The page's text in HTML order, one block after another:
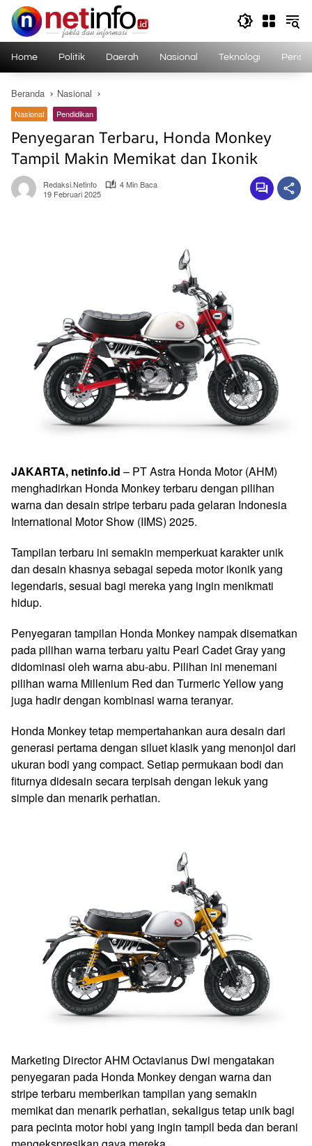
Langsung
konten
Home Politik Daerah Nasional Teknologi
Beranda Nasional
Nasional Pendidikan
Penyegaran Terbaru, Honda Monkey
Tampil Makin Memikat dan Ikonik
Redaksi.netinfo
4 Min Baca
19 Februari 2025
JAKARTA, netinfo.id – PT Astra Honda Motor (AHM)
menghadirkan Honda Monkey terbaru dengan pilihan
warna dan desain stripe terbaru pada gelaran Indonesia
International Motor Show (IIMS) 2025.
Tampilan terbaru ini semakin memperkuat karakter unik
dan desain khasnya sebagai sepeda motor ikonik yang
legendaris, sesuai bagi mereka yang ingin menikmati
hidup.
Penyegaran tampilan Honda Monkey nampak disematkan
pada pilihan warna terbaru yaitu Pearl Cadet Gray yang
didominasi oleh warna abu-abu. Pilihan ini menemani
pilihan warna Millenium Red dan Turmeric Yellow yang
juga hadir dengan kombinasi warna teranyar.
Honda Monkey tetap mempertahankan aura desain dari
generasi pertama dengan siluet klasik yang menonjol dari
ukuran bodi yang compact. Setiap permukaan bodi dan
fiturnya didesain secara terpisah dengan lekuk yang
simple dan menarik perhatian.
Marketing Director AHM Octavianus Dwi mengatakan
penyegaran pada Honda Monkey dengan warna dan
stripe terbaru memberikan tampilan yang semakin
memikat dan menarik perhatian, sekaligus tetap unik bagi
para pecinta motor hobi yang ingin tampil beda dan berani